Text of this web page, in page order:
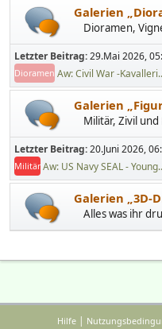
Galerien
Dioramen,
Letzter Beitrag:29.Mai 2026,
Dioramen Aw: Civil War -
Galerien
Militär, Zivil und
Letzter Beitrag:20.Juni 2026,
Militär Aw: US Navy SEAL -
Galerien „3D-
Alles was ihr
Hilfe |